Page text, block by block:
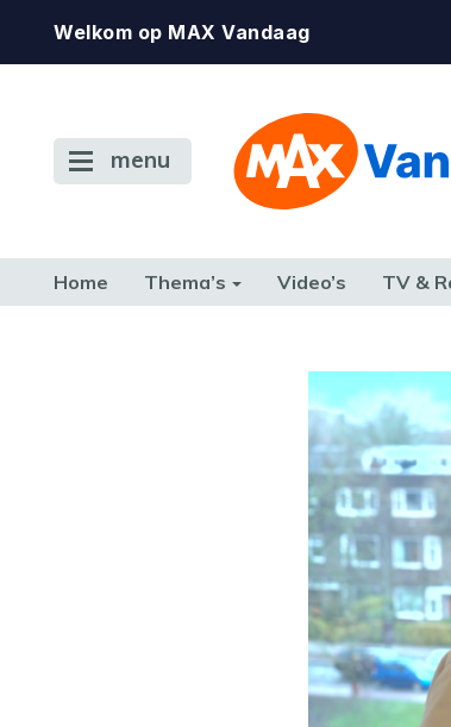
Welkom op MAX Vandaag
menu
Home Thema’s Video’s TV &